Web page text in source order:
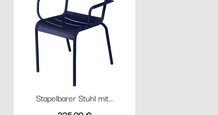
Stapelbarer Stuhl mit...